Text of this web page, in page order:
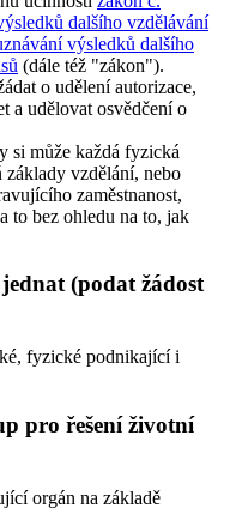
dalšího vzdělávání
výsledků dalšího
(dále též "zákon").
o udělení autorizace,
a udělovat osvědčení o
si může každá fyzická
základy vzdělání, nebo
zaměstnanost,
to bez ohledu na to, jak
(podat žádost
fyzické podnikající i
pro řešení životní
orgán na základě